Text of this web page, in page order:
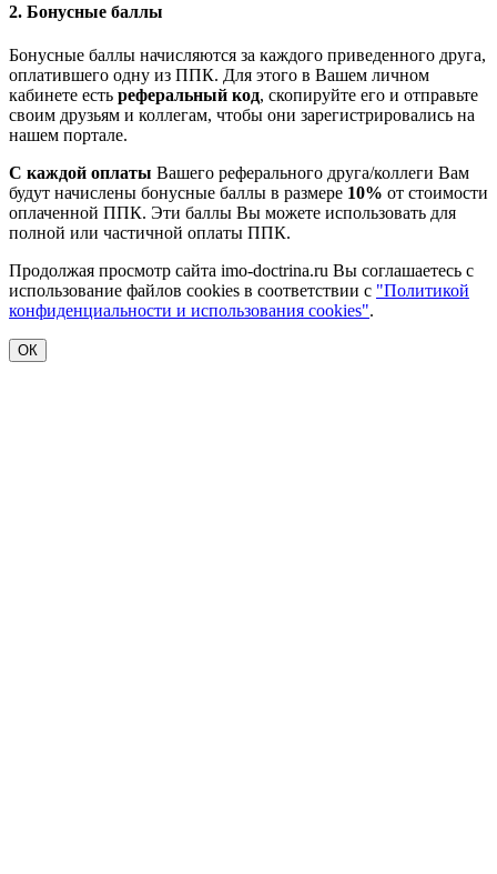
2. Бонусные баллы
Бонусные баллы начисляются за каждого приведенного друга,
оплатившего одну из ППК. Для этого в Вашем личном
кабинете есть реферальный код, скопируйте его и отправьте
своим друзьям и коллегам, чтобы они зарегистрировались на
нашем портале.
С каждой оплаты Вашего реферального друга/коллеги Вам
будут начислены бонусные баллы в размере 10% от стоимости
оплаченной ППК. Эти баллы Вы можете использовать для
полной или частичной оплаты ППК.
Продолжая просмотр сайта imo-doctrina.ru Вы соглашаетесь с
использование файлов cookies в соответствии с "Политикой
конфиденциальности и использования cookies".
ОК